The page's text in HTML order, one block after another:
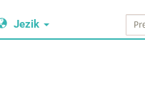
Jezik